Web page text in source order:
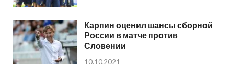
Карпин оценил шансы сборной
России в матче против
Словении
10.10.2021